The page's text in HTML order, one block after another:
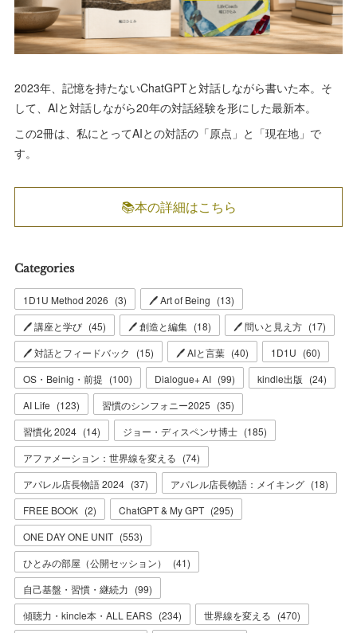
2023年、記憶を持たないChatGPTと対話しながら書いた本。そ
して、AIと対話しながら20年の対話経験を形にした最新本。
この2冊は、私にとってAIとの対話の「原点」と「現在地」で
す。
📚本の詳細はこちら
Categories
1D1U Method 2026 (3) 🖊 Art of Being (13)
🖊 講座と学び (45) 🖊 創造と編集 (18) 🖊 問いと見え方 (17)
🖊 対話とフィードバック
(15) 🖊 AIと言葉 (40) 1D1U (60)
OS・Beinig・前提 (100) Dialogue+ AI (99) kindle出版 (24)
AI Life (123) 習慣のシンフォニー2025 (35)
習慣化 2024 (14) ジョー・ディスペンサ博士 (185)
アファメーション：世界線を変える (74)
アパレル店長物語 2024 (37) アパレル店長物語：メイキング (18)
FREE BOOK (2) ChatGPT & My GPT (295)
ONE DAY ONE UNIT (553)
ひとみの部屋（公開セッション）
(41)
自己基盤・習慣・継続力 (99)
傾聴力・kincle本・ALL EARS (234) 世界線を変える (470)